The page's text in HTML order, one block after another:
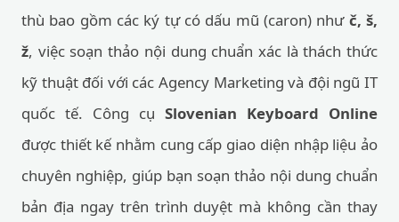
thù bao gồm các ký tự có dấu mũ (caron) như č, š,
ž, việc soạn thảo nội dung chuẩn xác là thách thức
kỹ thuật đối với các Agency Marketing và đội ngũ IT
quốc tế. Công cụ Slovenian Keyboard Online
được thiết kế nhằm cung cấp giao diện nhập liệu ảo
chuyên nghiệp, giúp bạn soạn thảo nội dung chuẩn
bản địa ngay trên trình duyệt mà không cần thay